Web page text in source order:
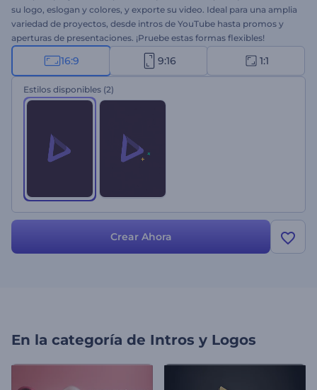
su logo, eslogan y colores, y exporte su video. Ideal para una amplia
variedad de proyectos, desde intros de YouTube hasta promos y
aperturas de presentaciones. ¡Pruebe estas formas flexibles!
16:9 9:16 1:1
Estilos disponibles (2)
Crear Ahora
En la categoría de Intros y Logos